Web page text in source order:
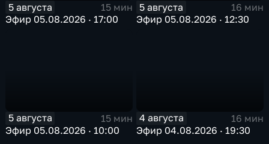
5 августа
15 мин
Эфир 05.08.2026 · 17:00
5 августа
16 мин
Эфир 05.08.2026 · 12:30
5 августа
15 мин
Эфир 05.08.2026 · 10:00
4 августа
16 мин
Эфир 04.08.2026 · 19:30